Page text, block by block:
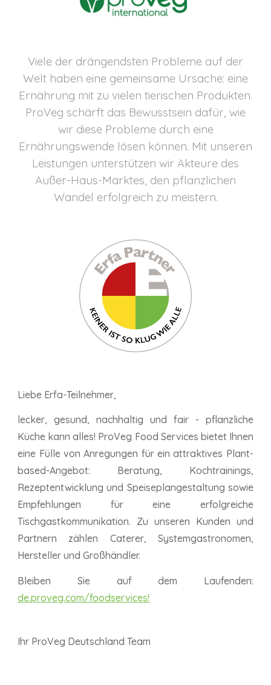
Viele der drängendsten Probleme auf der
Welt haben eine gemeinsame Ursache: eine
Ernährung mit zu vielen tierischen Produkten.
ProVeg schärft das Bewusstsein dafür, wie
wir diese Probleme durch eine
Ernährungswende lösen können. Mit unseren
Leistungen unterstützen wir Akteure des
Außer-Haus-Marktes, den pflanzlichen
Wandel erfolgreich zu meistern.
Liebe Erfa-Teilnehmer,
lecker, gesund, nachhaltig und fair - pflanzliche
Küche kann alles! ProVeg Food Services bietet Ihnen
eine Fülle von Anregungen für ein attraktives Plant-
based-Angebot: Beratung, Kochtrainings,
Rezeptentwicklung und Speiseplangestaltung sowie
Empfehlungen für eine erfolgreiche
Tischgastkommunikation. Zu unseren Kunden und
Partnern zählen Caterer, Systemgastronomen,
Hersteller und Großhändler.
Bleiben Sie auf dem Laufenden:
de.proveg.com/foodservices!
Ihr ProVeg Deutschland Team